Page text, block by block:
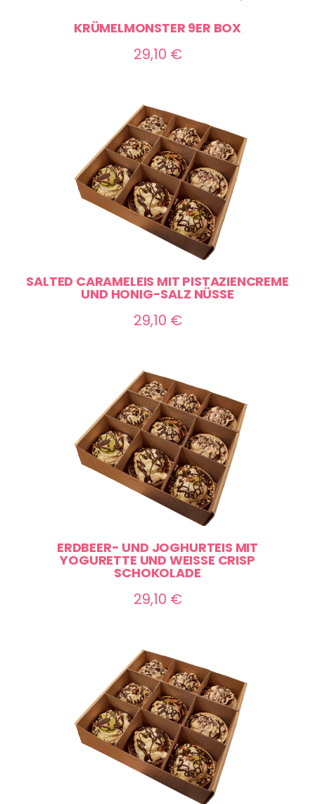
KRÜMELMONSTER 9ER BOX
29,10 €
SALTED CARAMELEIS MIT PISTAZIENCREME
UND HONIG-SALZ NÜSSE
29,10 €
ERDBEER- UND JOGHURTEIS MIT
YOGURETTE UND WEISSE CRISP S
CHOKOLADE
29,10 €